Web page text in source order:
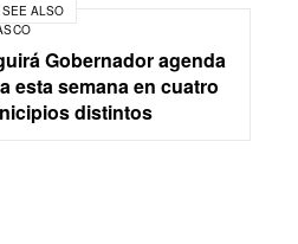
SEE ALSO
Gobernador agenda
esta semana en cuatro
distintos